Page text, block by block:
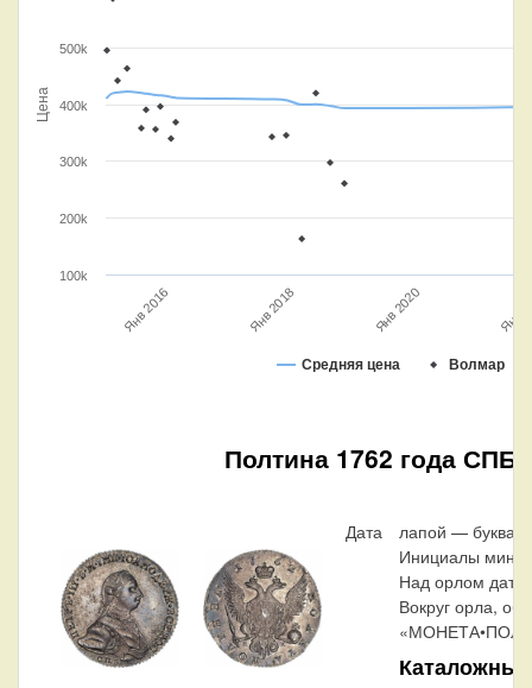
Цена
Средняя цена Волмар
Янв 2016 Янв 2018 Янв 2020 Янв
100k
200k
300k
400k
500k
Полтина 1762 года
Дата
лапой — буква
Инициалы
Над орлом
Вокруг орла,